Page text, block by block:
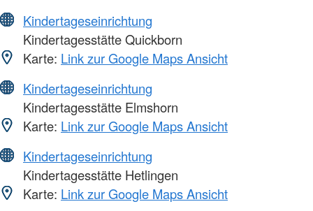
Kindertageseinrichtung
Kindertagesstätte Quickborn
Karte: Link zur Google Maps Ansicht
Kindertageseinrichtung
Kindertagesstätte Elmshorn
Karte: Link zur Google Maps Ansicht
Kindertageseinrichtung
Kindertagesstätte Hetlingen
Karte: Link zur Google Maps Ansicht